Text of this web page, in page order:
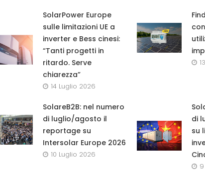
SolarPower Europe
sulle limitazioni UE a
inverter e Bess cinesi:
“Tanti progetti in
ritardo. Serve
chiarezza”
14 Luglio 2026
SolareB2B: nel numero
di luglio/agosto il
reportage su
Intersolar Europe 2026
10 Luglio 2026
di
su